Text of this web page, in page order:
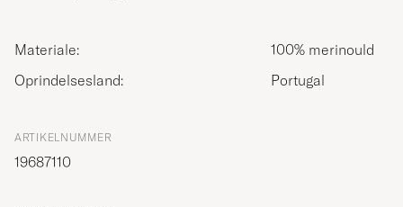
Materiale:
100% merinould
Oprindelsesland:
Portugal
ARTIKELNUMMER
19687110